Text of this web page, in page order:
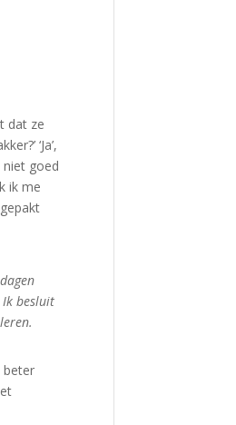
dat ze
‘Ja’,
niet goed
ik me
Ik besluit
beter